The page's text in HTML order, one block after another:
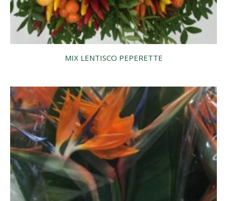
MIX LENTISCO PEPERETTE